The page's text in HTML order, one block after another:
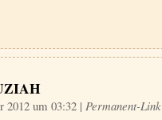
2012 um 03:32 | Permanent-Link